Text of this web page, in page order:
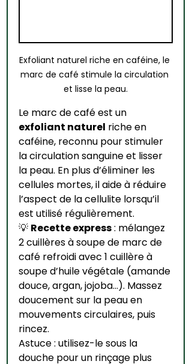
Exfoliant naturel riche en caféine, le
marc de café stimule la circulation
et lisse la peau.
Le marc de café est un
exfoliant naturel riche en
caféine, reconnu pour stimuler
la circulation sanguine et lisser
la peau. En plus d’éliminer les
cellules mortes, il aide à réduire
l’aspect de la cellulite lorsqu’il
est utilisé régulièrement.
💡 Recette express : mélangez
2 cuillères à soupe de marc de
café refroidi avec 1 cuillère à
soupe d’huile végétale (amande
douce, argan, jojoba…). Massez
doucement sur la peau en
mouvements circulaires, puis
rincez.
Astuce : utilisez-le sous la
douche pour un rinçage plus